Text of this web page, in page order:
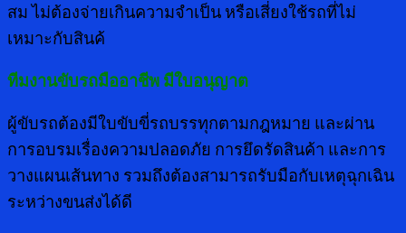
สม ไม่ต้องจ่ายเกินความจำเป็น หรือเสี่ยงใช้รถที่ไม่
เหมาะกับสินค้
ทีมงานขับรถมืออาชีพ มีใบอนุญาต
ผู้ขับรถต้องมีใบขับขี่รถบรรทุกตามกฎหมาย และผ่าน
การอบรมเรื่องความปลอดภัย การยึดรัดสินค้า และการ
วางแผนเส้นทาง รวมถึงต้องสามารถรับมือกับเหตุฉุกเฉิน
ระหว่างขนส่งได้ดี